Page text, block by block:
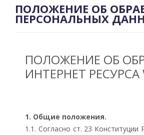
О НАС
ПОЛОЖЕНИЕ ОБ
ПЕРСОНАЛЬНЫХ
ПОЛОЖЕНИЕ ОБ
ИНТЕРНЕТ РЕСУРСА
1. Общие положения.
1.1. Согласно ст. 23